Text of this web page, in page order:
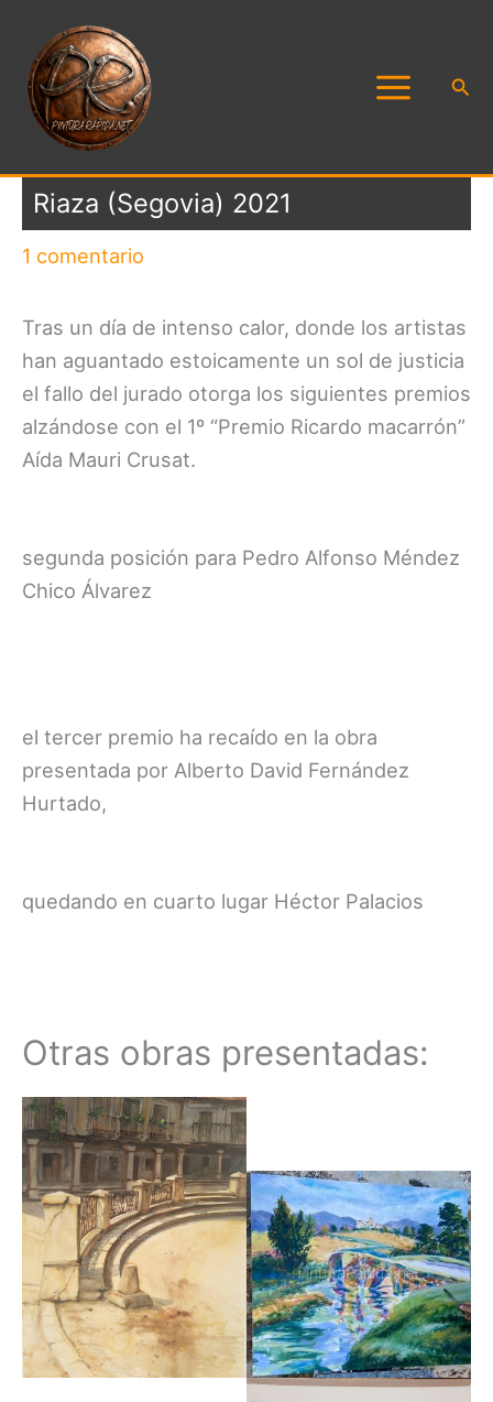
contenido
Riaza (Segovia) 2021
1 comentario
Tras un día de intenso calor, donde los artistas
han aguantado estoicamente un sol de justicia
el fallo del jurado otorga los siguientes premios
alzándose con el 1º “Premio Ricardo macarrón”
Aída Mauri Crusat.
segunda posición para Pedro Alfonso Méndez
Chico Álvarez
el tercer premio ha recaído en la obra
presentada por Alberto David Fernández
Hurtado,
quedando en cuarto lugar Héctor Palacios
Otras obras presentadas: